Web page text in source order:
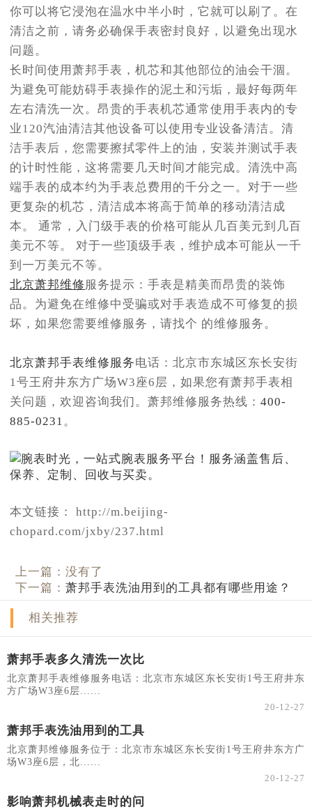
你可以将它浸泡在温水中半小时，它就可以刷了。在
清洁之前，请务必确保手表密封良好，以避免出现水
问题。
长时间使用萧邦手表，机芯和其他部位的油会干涸。
为避免可能妨碍手表操作的泥土和污垢，最好每两年
左右清洗一次。昂贵的手表机芯通常使用手表内的专
业120汽油清洁其他设备可以使用专业设备清洁。清
洁手表后，您需要擦拭零件上的油，安装并测试手表
的计时性能，这将需要几天时间才能完成。清洗中高
端手表的成本约为手表总费用的千分之一。对于一些
更复杂的机芯，清洁成本将高于简单的移动清洁成
本。 通常，入门级手表的价格可能从几百美元到几百
美元不等。 对于一些顶级手表，维护成本可能从一千
到一万美元不等。
北京萧邦维修 服务提示：手表是精美而昂贵的装饰
品。为避免在维修中受骗或对手表造成不可修复的损
坏，如果您需要维修服务，请找个 的维修服务。
北京萧邦手表维修服务电话：北京市东城区东长安街
1号王府井东方广场W3座6层，如果您有萧邦手表相
关问题，欢迎咨询我们。萧邦维修服务热线： 400-
885-0231。
本文链接： http://m.beijing-
chopard.com/jxby/237.html
上一篇：没有了
下一篇：萧邦手表洗油用到的工具都有哪些用途？
相关推荐
萧邦手表多久清洗一次比
北京萧邦手表维修服务电话：北京市东城区东长安街1号王府井东
方广场W3座6层......
20-12-27
萧邦手表洗油用到的工具
北京萧邦维修服务位于：北京市东城区东长安街1号王府井东方广
场W3座6层，北......
20-12-27
影响萧邦机械表走时的问